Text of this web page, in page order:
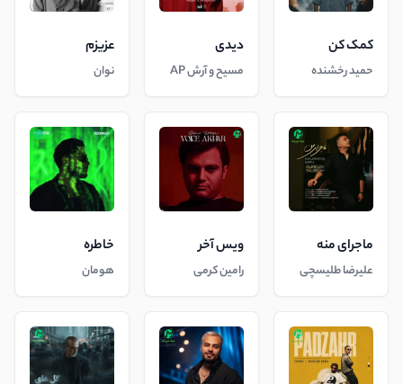
کمک کن
حمید رخشنده
دیدی
مسیح و آرش AP
عزیزم
نوان
ماجرای منه
علیرضا طلیسچی
ویس آخر
رامین کرمی
خاطره
هومان